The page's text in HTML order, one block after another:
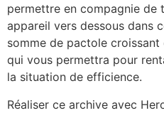
permettre en compagnie
appareil vers dessous dans
somme de pactole croissant
qui vous permettra pour
la situation de efficience.
Réaliser ce archive avec